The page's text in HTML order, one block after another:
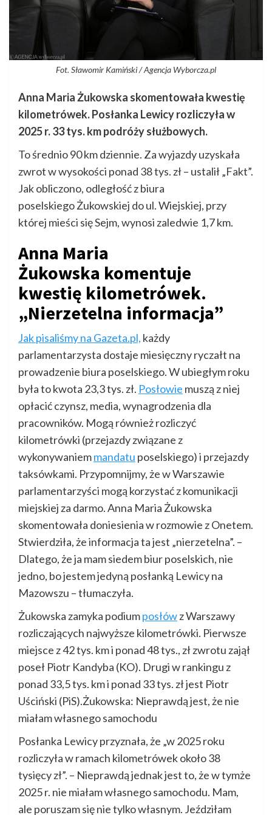
Fot. Sławomir Kamiński / Agencja Wyborcza.pl
Anna Maria Żukowska skomentowała kwestię
kilometrówek. Posłanka Lewicy rozliczyła w
2025 r. 33 tys. km podróży służbowych.
To średnio 90 km dziennie. Za wyjazdy uzyskała
zwrot w wysokości ponad 38 tys. zł – ustalił „Fakt”.
Jak obliczono, odległość z biura
poselskiego Żukowskiej do ul. Wiejskiej, przy
której mieści się Sejm, wynosi zaledwie 1,7 km.
Anna Maria
Żukowska komentuje
kwestię kilometrówek.
„Nierzetelna informacja”
Jak pisaliśmy na Gazeta.pl, każdy
parlamentarzysta dostaje miesięczny ryczałt na
prowadzenie biura poselskiego. W ubiegłym roku
była to kwota 23,3 tys. zł. Posłowie muszą z niej
opłacić czynsz, media, wynagrodzenia dla
pracowników. Mogą również rozliczyć
kilometrówki (przejazdy związane z
wykonywaniemmandatu poselskiego) i przejazdy
taksówkami. Przypomnijmy, że w Warszawie
parlamentarzyści mogą korzystać z komunikacji
miejskiej za darmo. Anna Maria Żukowska
skomentowała doniesienia w rozmowie z Onetem.
Stwierdziła, że informacja ta jest „nierzetelna”. –
Dlatego, że ja mam siedem biur poselskich, nie
jedno, bo jestem jedyną posłanką Lewicy na
Mazowszu – tłumaczyła.
Żukowska zamyka podiumposłówz Warszawy
rozliczających najwyższe kilometrówki. Pierwsze
miejsce z 42 tys. km i ponad 48 tys., zł zwrotu zajął
poseł Piotr Kandyba (KO). Drugi w rankingu z
ponad 33,5 tys. km i ponad 33 tys. zł jest Piotr
Uściński (PiS).Żukowska: Nieprawdą jest, że nie
miałam własnego samochodu
Posłanka Lewicy przyznała, że „w 2025 roku
rozliczyła w ramach kilometrówek około 38
tysięcy zł”. – Nieprawdą jednak jest to, że w tymże
2025 r. nie miałam własnego samochodu. Mam,
ale poruszam się nie tylko własnym. Jeździłam